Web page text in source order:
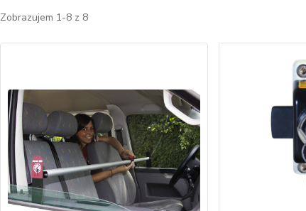
Zobrazujem 1-8 z 8